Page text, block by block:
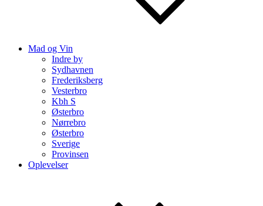
Mad og Vin
Indre by
Sydhavnen
Frederiksberg
Vesterbro
Kbh S
Østerbro
Nørrebro
Østerbro
Sverige
Provinsen
Oplevelser